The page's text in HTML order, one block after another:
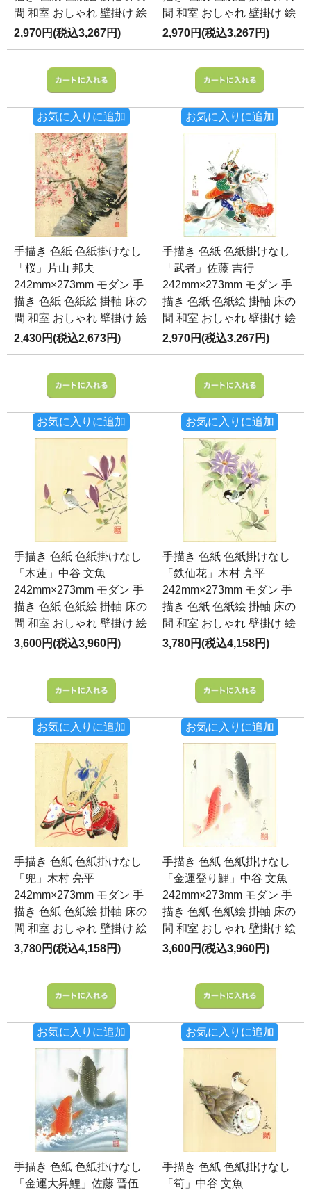
間 和室 おしゃれ 壁掛け 絵
2,970円(税込3,267円)
お気に入りに追加
間 和室 おしゃれ 壁掛け 絵
2,970円(税込3,267円)
お気に入りに追加
手描き 色紙 色紙掛けなし
「桜」片山 邦夫
242mm×273mm モダン 手
描き 色紙 色紙絵 掛軸 床の
間 和室 おしゃれ 壁掛け 絵
2,430円(税込2,673円)
お気に入りに追加
手描き 色紙 色紙掛けなし
「武者」佐藤 吉行
242mm×273mm モダン 手
描き 色紙 色紙絵 掛軸 床の
間 和室 おしゃれ 壁掛け 絵
2,970円(税込3,267円)
お気に入りに追加
手描き 色紙 色紙掛けなし
「木蓮」中谷 文魚
242mm×273mm モダン 手
描き 色紙 色紙絵 掛軸 床の
間 和室 おしゃれ 壁掛け 絵
3,600円(税込3,960円)
お気に入りに追加
手描き 色紙 色紙掛けなし
「鉄仙花」木村 亮平
242mm×273mm モダン 手
描き 色紙 色紙絵 掛軸 床の
間 和室 おしゃれ 壁掛け 絵
3,780円(税込4,158円)
お気に入りに追加
手描き 色紙 色紙掛けなし
「兜」木村 亮平
242mm×273mm モダン 手
描き 色紙 色紙絵 掛軸 床の
間 和室 おしゃれ 壁掛け 絵
3,780円(税込4,158円)
お気に入りに追加
手描き 色紙 色紙掛けなし
「金運登り鯉」中谷 文魚
242mm×273mm モダン 手
描き 色紙 色紙絵 掛軸 床の
間 和室 おしゃれ 壁掛け 絵
3,600円(税込3,960円)
お気に入りに追加
手描き 色紙 色紙掛けなし
「金運大昇鯉」佐藤 晋伍
手描き 色紙 色紙掛けなし
「筍」中谷 文魚